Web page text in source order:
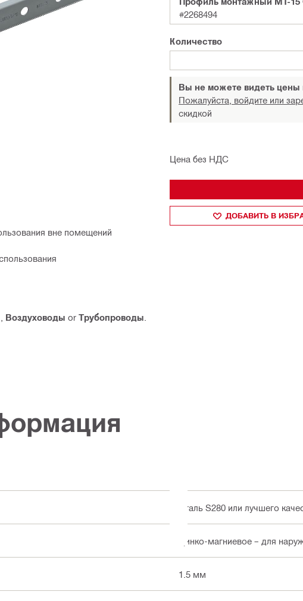
вне помещений
Воздуховоды or Трубопроводы
#2268494
Количество
Вы не можете видеть цены
Пожалуйста, войдите или
скидкой
Цена без НДС
ДОБАВИТЬ В
Сталь S280 или лучшего
Цинко-магниевое – для
1.5 мм